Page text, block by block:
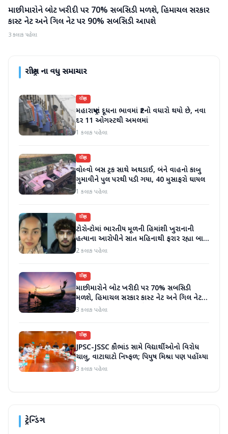
રાષ્ટ્રીય
માછીમારોને બોટ ખરીદી પર 70% સબસિડી મળશે, હિમાચલ સરકાર
કાસ્ટ નેટ અને ગિલ નેટ પર 90% સબસિડી આપશે
3 કલાક પહેલા
રાષ્ટ્રીયના વધુ સમાચાર
રાષ્ટ્રીય
મહારાષ્ટ્રમાં દૂધના ભાવમાં ₹2નો વધારો થયો છે, નવા
દર 11 ઓગસ્ટથી અમલમાં
1 કલાક પહેલા
રાષ્ટ્રીય
વોલ્વો બસ ટ્રક સાથે અથડાઈ, બંને વાહનો કાબુ
ગુમાવીને પુલ પરથી પડી ગયા, 40 મુસાફરો ઘાયલ
1 કલાક પહેલા
રાષ્ટ્રીય
ટોરોન્ટોમાં ભારતીય મૂળની હિમાંશી ખુરાનાની
હત્યાના આરોપીને સાત મહિનાથી ફરાર રહ્યા બાદ
ધરપકડ કરવામાં આવી
2 કલાક પહેલા
રાષ્ટ્રીય
માછીમારોને બોટ ખરીદી પર 70% સબસિડી
મળશે, હિમાચલ સરકાર કાસ્ટ નેટ અને ગિલ નેટ
પર 90% સબસિડી આપશે
3 કલાક પહેલા
રાષ્ટ્રીય
JPSC-JSSC કૌભાંડ સામે વિદ્યાર્થીઓનો વિરોધ
ચાલુ, વાટાઘાટો નિષ્ફળ; પિયુષ મિશ્રા પણ પહોંચ્યા
3 કલાક પહેલા
ટ્રેન્ડિંગ